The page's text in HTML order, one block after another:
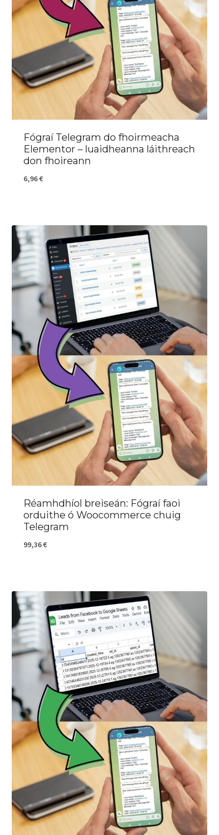
Fógraí Telegram do fhoirmeacha
Elementor – luaidheanna láithreach
don fhoireann
6,96€
Réamhdhíol breiseán: Fógraí faoi
orduithe ó Woocommerce chuig
Telegram
99,36€